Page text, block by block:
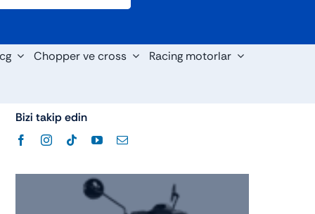
Chopper ve cross Racing motorlar
Bizi takip edin